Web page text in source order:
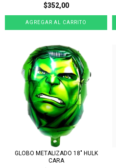
$352,00
GLOBO METALIZADO 18" HULK
CARA